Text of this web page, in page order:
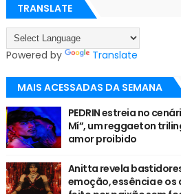
TRANSLATE
Powered by Translate
MAIS ACESSADAS DA SEMANA
PEDRIN estreia no
Mí”, um reggaeton
amor proibido
Anitta revela bastidores
emoção, essência e